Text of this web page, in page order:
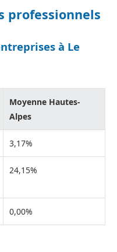
professionnels
à Le
Moyenne Hautes-
Alpes
3,17%
24,15%
0,00%